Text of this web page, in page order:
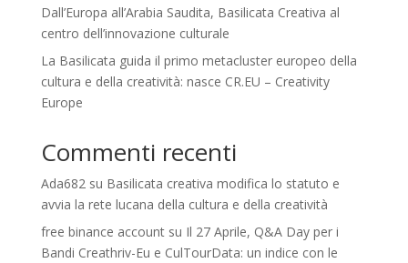
Dall’Europa all’Arabia Saudita, Basilicata Creativa al
centro dell’innovazione culturale
La Basilicata guida il primo metacluster europeo della
cultura e della creatività: nasce CR.EU – Creativity
Europe
Commenti recenti
Ada682su Basilicata creativa modifica lo statuto e
avvia la rete lucana della cultura e della creatività
free binance accountsu Il 27 Aprile, Q&A Day per i
Bandi Creathriv-Eu e CulTourData: un indice con le